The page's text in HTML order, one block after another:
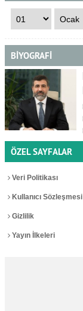
BİYOGRAFİ
ÖZEL SAYFALAR
Veri Politikası
Kullanıcı Sözleşmesi
Gizlilik
Yayın İlkeleri